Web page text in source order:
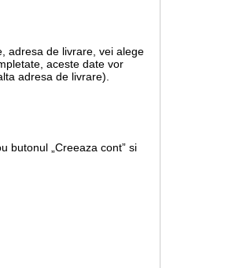
adresa de livrare, vei alege
aceste date vor
adresa de livrare).
butonul „Creeaza cont” si